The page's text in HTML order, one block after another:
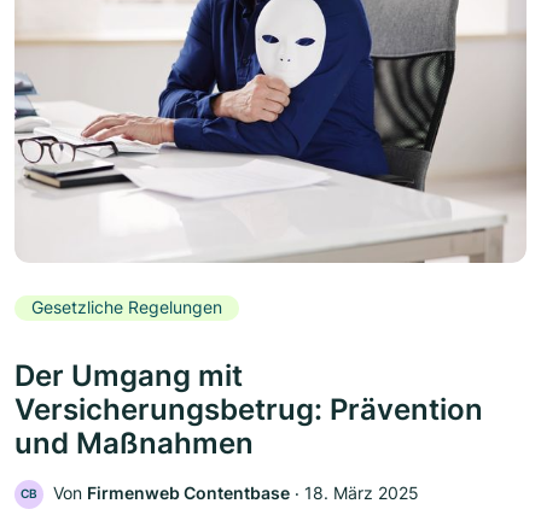
Gesetzliche Regelungen
Der Umgang mit
Versicherungsbetrug: Prävention
und Maßnahmen
CB Von Firmenweb Contentbase ‧ 18. März 2025